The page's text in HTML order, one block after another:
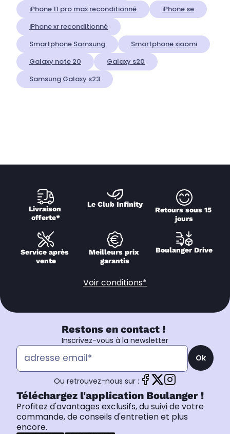
iPhone 11 pro max reconditionné
iPhone se
iPhone xr reconditionné
Smartphone Samsung
Smartphone xiaomi
Galaxy note 20
Galaxy s20
Samsung Galaxy s23
Livraison
offerte*
Le Club Infinity
Retours sous 15
jours
Service après
vente
Meilleurs prix
garantis
Boulanger Drive
Voir conditions*
Restons en contact !
Inscrivez-vous à la newsletter
Ok
Ou retrouvez-nous sur :
Téléchargez l'application Boulanger !
Profitez d'avantages exclusifs, du suivi de votre
commande, de conseils d'entretien et plus
encore.